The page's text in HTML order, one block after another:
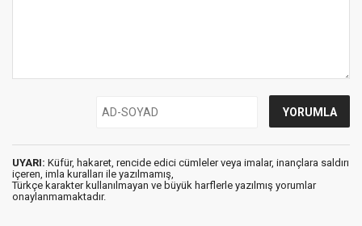
UYARI: Küfür, hakaret, rencide edici cümleler veya imalar, inançlara saldırı
içeren, imla kuralları ile yazılmamış,
Türkçe karakter kullanılmayan ve büyük harflerle yazılmış yorumlar
onaylanmamaktadır.